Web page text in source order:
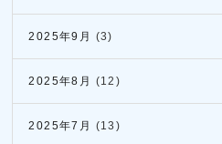
2025年9月 (3)
2025年8月 (12)
2025年7月 (13)